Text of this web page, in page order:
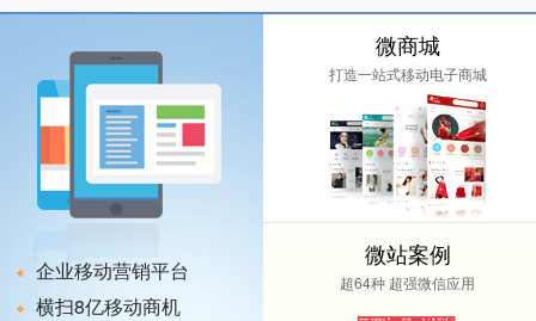
企业移动营销平台
横扫8亿移动商机
微商城
打造一站式移动电子商城
微站案例
超64种 超强微信应用